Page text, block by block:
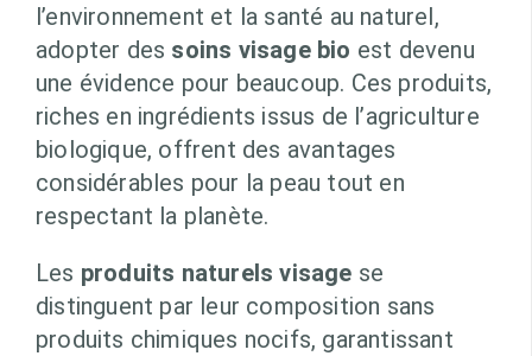
l’environnement et la santé au naturel,
adopter des soins visage bio est devenu
une évidence pour beaucoup. Ces produits,
riches en ingrédients issus de l’agriculture
biologique, offrent des avantages
considérables pour la peau tout en
respectant la planète.
Les produits naturels visage se
distinguent par leur composition sans
produits chimiques nocifs, garantissant